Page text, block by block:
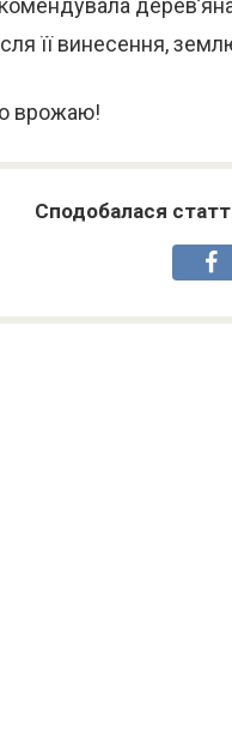
її винесення,
врожаю!
Сподобалася